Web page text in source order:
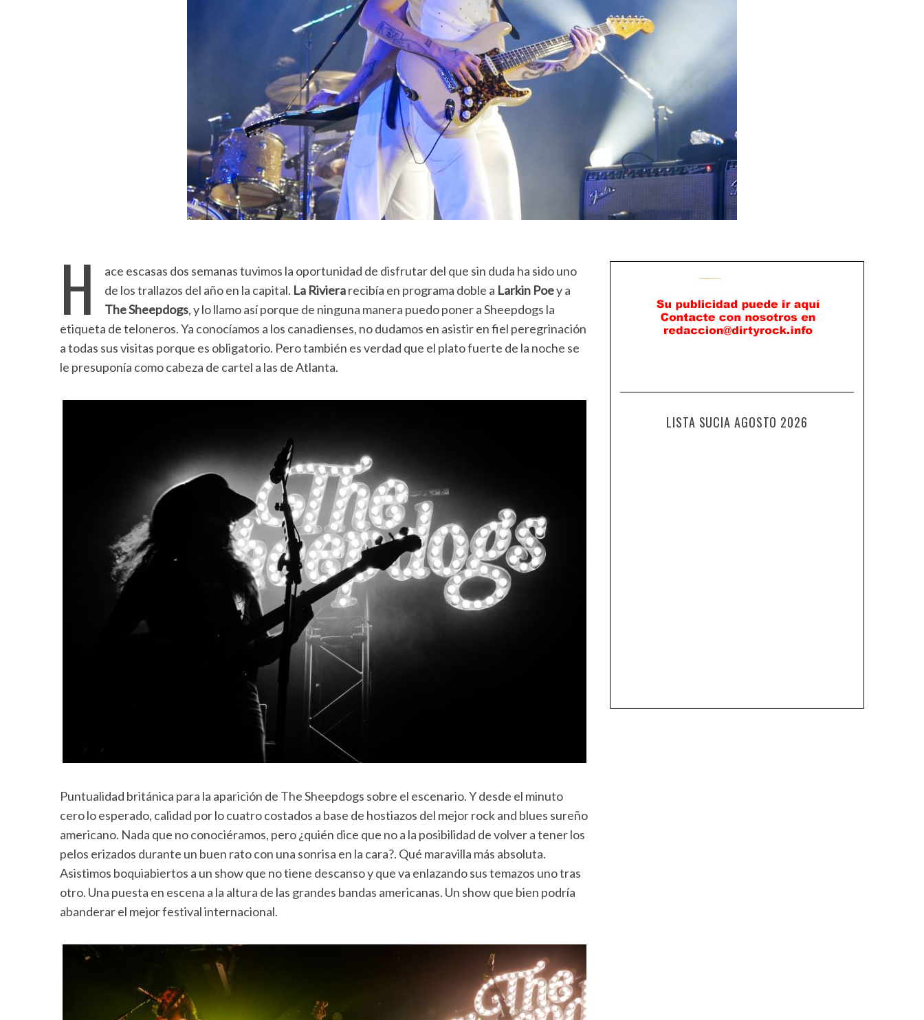
H
ace escasas dos semanas tuvimos la oportunidad de disfrutar del que sin duda ha sido uno
de los trallazos del año en la capital. La Rivierarecibía en programa doble a Larkin Poey a
The Sheepdogs, y lo llamo así porque de ninguna manera puedo poner a Sheepdogs la
etiqueta de teloneros. Ya conocíamos a los canadienses, no dudamos en asistir en fiel peregrinación
a todas sus visitas porque es obligatorio. Pero también es verdad que el plato fuerte de la noche se
le presuponía como cabeza de cartel a las de Atlanta.
Puntualidad británica para la aparición de The Sheepdogs sobre el escenario. Y desde el minuto
cero lo esperado, calidad por lo cuatro costados a base de hostiazos del mejor rock and blues sureño
americano. Nada que no conociéramos, pero ¿quién dice que no a la posibilidad de volver a tener los
pelos erizados durante un buen rato con una sonrisa en la cara?. Qué maravilla más absoluta.
Asistimos boquiabiertos a un show que no tiene descanso y que va enlazando sus temazos uno tras
otro. Una puesta en escena a la altura de las grandes bandas americanas. Un show que bien podría
abanderar el mejor festival internacional.
LISTA SUCIA AGOSTO 2026